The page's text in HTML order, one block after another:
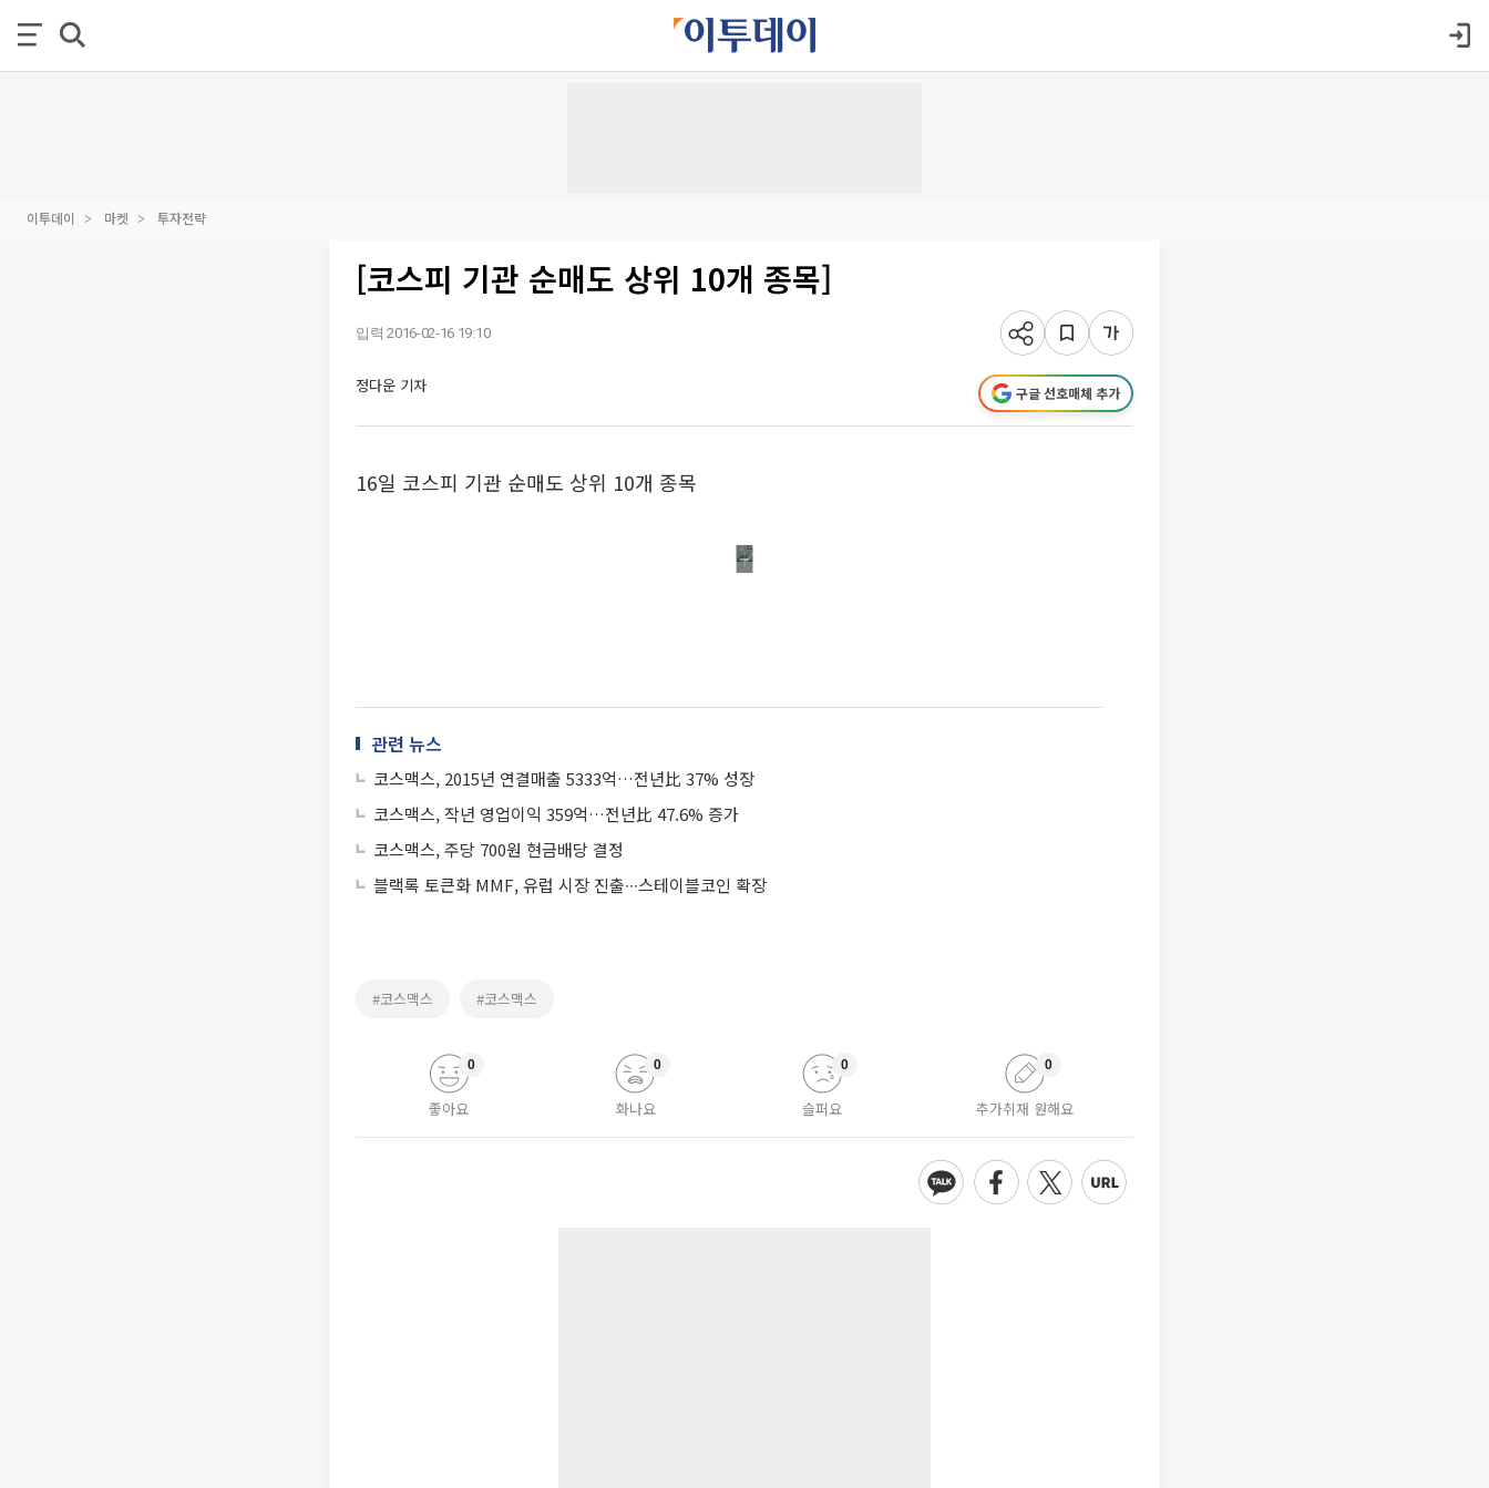
이투데이 마켓 투자전략
[코스피 기관 순매도 상위 10개 종목]
입력 2016-02-16 19:10
정다운 기자 구글 선호매체 추가
16일 코스피 기관 순매도 상위 10개 종목
관련 뉴스
코스맥스, 2015년 연결매출 5333억…전년比 37% 성장
코스맥스, 작년 영업이익 359억…전년比 47.6% 증가
코스맥스, 주당 700원 현금배당 결정
블랙록 토큰화 MMF, 유럽 시장 진출∙∙∙스테이블코인 확장
#코스맥스 #코스맥스
좋아요
0
화나요
0
슬퍼요
0
추가취재 원해요
0